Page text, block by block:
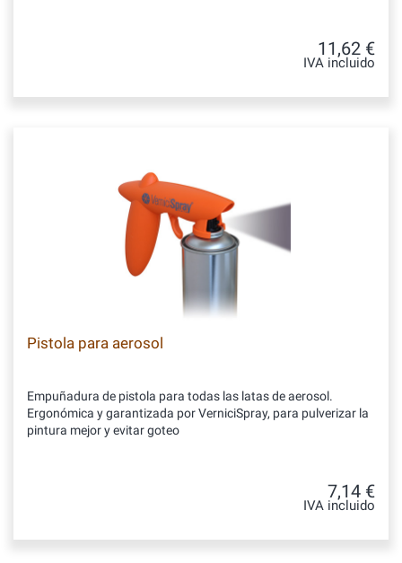
11,62 €
IVA incluido
Pistola para aerosol
Empuñadura de pistola para todas las latas de aerosol.
Ergonómica y garantizada por VerniciSpray, para pulverizar la
pintura mejor y evitar goteo
7,14 €
IVA incluido